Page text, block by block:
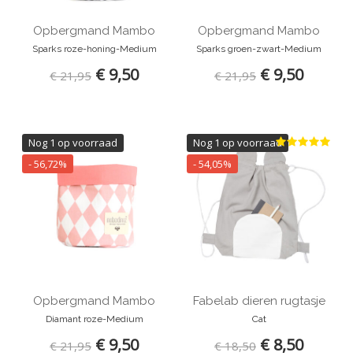
Nog 1 op voorraad
- 56,72%
Opbergmand Mambo
Diamant roze-Medium
€ 21,95 € 9,50
Opbergmand Mambo
Sparks groen-zwart-Medium
€ 21,95 € 9,50
Opbergmand Mambo
Sparks roze-honing-Medium
€ 21,95 € 9,50
Nog 1 op voorraad
- 54,05%
Fabelab dieren rugtasje
Cat
€ 18,50 € 8,50